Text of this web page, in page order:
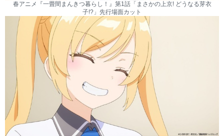
春アニメ『一畳間まんきつ暮らし！』第1話「まさかの上京! どうなる芽衣
子!?」先行場面カット